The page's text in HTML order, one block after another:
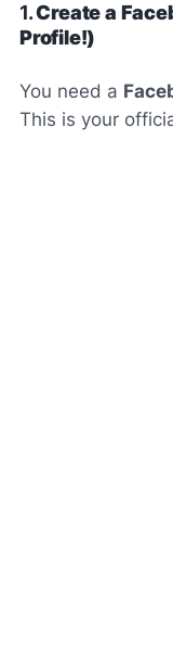
1.Create a
Profile!)
You need a
This is your